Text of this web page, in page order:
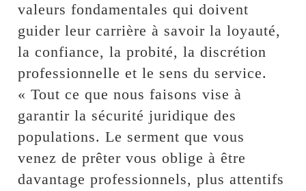
valeurs fondamentales qui doivent
guider leur carrière à savoir la loyauté,
la confiance, la probité, la discrétion
professionnelle et le sens du service.
« Tout ce que nous faisons vise à
garantir la sécurité juridique des
populations. Le serment que vous
venez de prêter vous oblige à être
davantage professionnels, plus attentifs